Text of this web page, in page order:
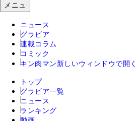
メニュ
ニュース
グラビア
連載コラム
コミック
キン肉マン 新しいウィンドウで開く
トップ
グラビア一覧
ニュース
ランキング